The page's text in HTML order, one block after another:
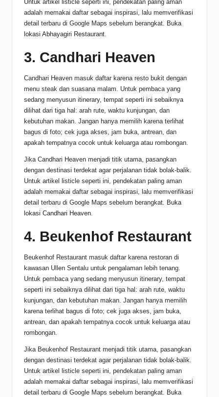
Untuk artikel listicle seperti ini, pendekatan paling aman
adalah memakai daftar sebagai inspirasi, lalu memverifikasi
detail terbaru di Google Maps sebelum berangkat. Buka
lokasi Abhayagiri Restaurant.
3. Candhari Heaven
Candhari Heaven masuk daftar karena resto bukit dengan
menu steak dan suasana malam. Untuk pembaca yang
sedang menyusun itinerary, tempat seperti ini sebaiknya
dilihat dari tiga hal: arah rute, waktu kunjungan, dan
kebutuhan makan. Jangan hanya memilih karena terlihat
bagus di foto; cek juga akses, jam buka, antrean, dan
apakah tempatnya cocok untuk keluarga atau rombongan.
Jika Candhari Heaven menjadi titik utama, pasangkan
dengan destinasi terdekat agar perjalanan tidak bolak-balik.
Untuk artikel listicle seperti ini, pendekatan paling aman
adalah memakai daftar sebagai inspirasi, lalu memverifikasi
detail terbaru di Google Maps sebelum berangkat. Buka
lokasi Candhari Heaven.
4. Beukenhof Restaurant
Beukenhof Restaurant masuk daftar karena restoran di
kawasan Ullen Sentalu untuk pengalaman lebih tenang.
Untuk pembaca yang sedang menyusun itinerary, tempat
seperti ini sebaiknya dilihat dari tiga hal: arah rute, waktu
kunjungan, dan kebutuhan makan. Jangan hanya memilih
karena terlihat bagus di foto; cek juga akses, jam buka,
antrean, dan apakah tempatnya cocok untuk keluarga atau
rombongan.
Jika Beukenhof Restaurant menjadi titik utama, pasangkan
dengan destinasi terdekat agar perjalanan tidak bolak-balik.
Untuk artikel listicle seperti ini, pendekatan paling aman
adalah memakai daftar sebagai inspirasi, lalu memverifikasi
detail terbaru di Google Maps sebelum berangkat. Buka